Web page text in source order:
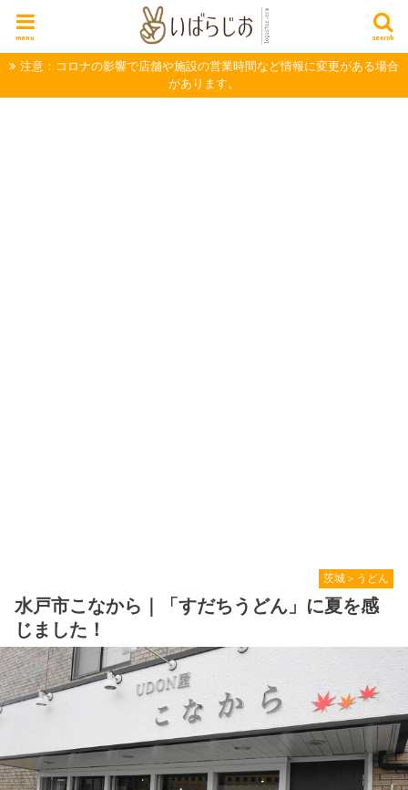
search
menu
注意：コロナの影響で店舗や施設の営業時間など情報に変更がある場合
があります。
茨城＞うどん
水戸市こなから｜「すだちうどん」に夏を感
じました！